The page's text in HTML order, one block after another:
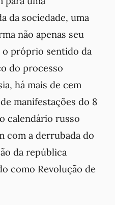
da sociedade, uma
não apenas seu
o próprio sentido da
do processo
há mais de cem
manifestações do 8
calendário russo
com a derrubada do
da república
como Revolução de